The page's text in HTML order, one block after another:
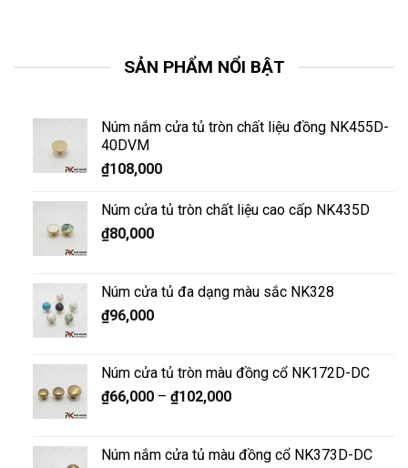
SẢN PHẨM NỔI BẬT
Núm nắm cửa tủ tròn chất liệu đồng NK455D-
40DVM
₫108,000
Núm cửa tủ tròn chất liệu cao cấp NK435D
₫80,000
Núm cửa tủ đa dạng màu sắc NK328
₫96,000
Núm cửa tủ tròn màu đồng cổ NK172D-DC
₫66,000– ₫102,000
Núm nắm cửa tủ màu đồng cổ NK373D-DC